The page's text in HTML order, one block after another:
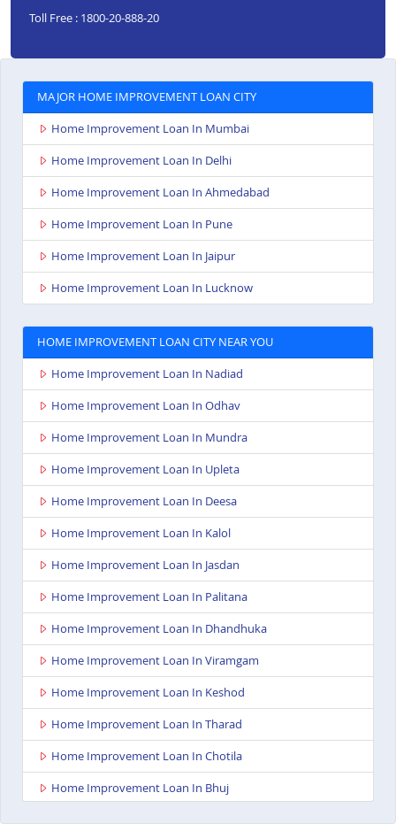
Toll Free : 1800-20-888-20
MAJOR HOME IMPROVEMENT LOAN CITY
Home Improvement Loan In Mumbai
Home Improvement Loan In Delhi
Home Improvement Loan In Ahmedabad
Home Improvement Loan In Pune
Home Improvement Loan In Jaipur
Home Improvement Loan In Lucknow
HOME IMPROVEMENT LOAN CITY NEAR YOU
Home Improvement Loan In Nadiad
Home Improvement Loan In Odhav
Home Improvement Loan In Mundra
Home Improvement Loan In Upleta
Home Improvement Loan In Deesa
Home Improvement Loan In Kalol
Home Improvement Loan In Jasdan
Home Improvement Loan In Palitana
Home Improvement Loan In Dhandhuka
Home Improvement Loan In Viramgam
Home Improvement Loan In Keshod
Home Improvement Loan In Tharad
Home Improvement Loan In Chotila
Home Improvement Loan In Bhuj